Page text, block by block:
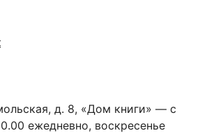
д. 8, «Дом книги» — с
ежедневно, воскресенье